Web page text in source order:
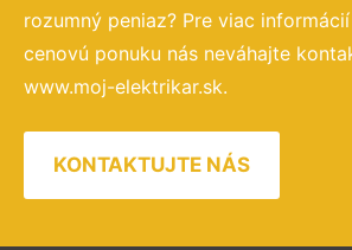
rozumný peniaz? Pre viac
cenovú ponuku nás neváhajte
www.moj-elektrikar.sk.
KONTAKTUJTE NÁS